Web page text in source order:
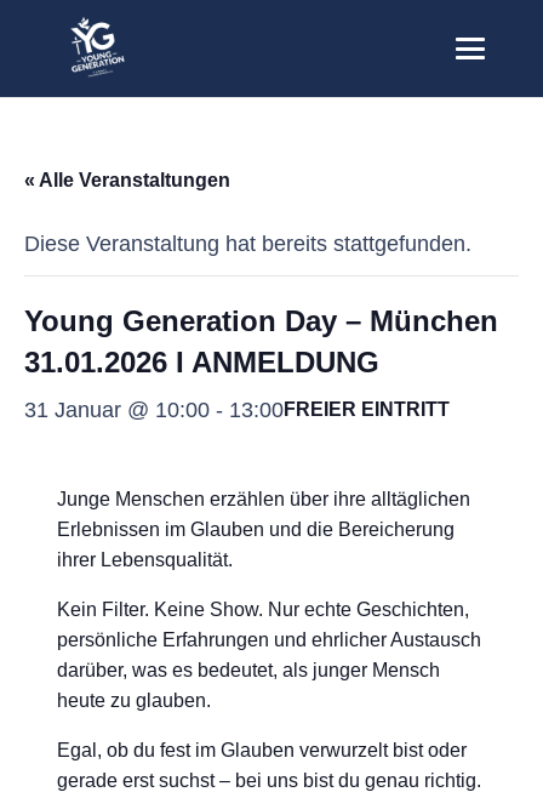
« Alle Veranstaltungen
Diese Veranstaltung hat bereits stattgefunden.
Young Generation Day – München
31.01.2026 I ANMELDUNG
31 Januar @ 10:00 - 13:00FREIER EINTRITT
Junge Menschen erzählen über ihre alltäglichen
Erlebnissen im Glauben und die Bereicherung
ihrer Lebensqualität.
Kein Filter. Keine Show. Nur echte Geschichten,
persönliche Erfahrungen und ehrlicher Austausch
darüber, was es bedeutet, als junger Mensch
heute zu glauben.
Egal, ob du fest im Glauben verwurzelt bist oder
gerade erst suchst – bei uns bist du genau richtig.